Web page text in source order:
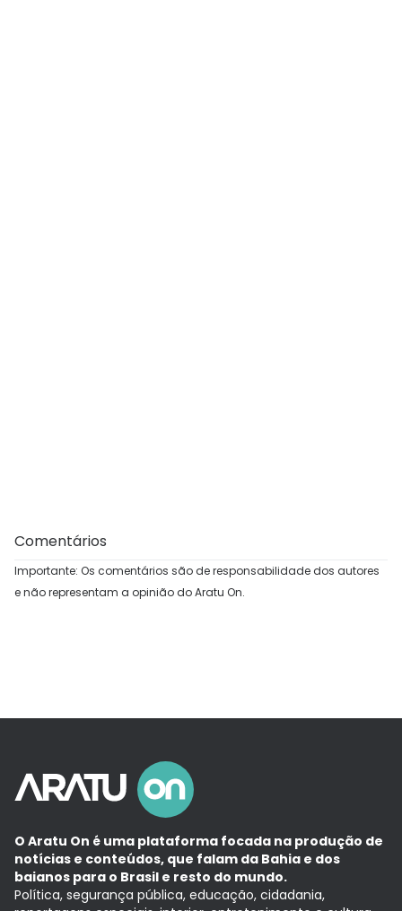
Comentários
Importante: Os comentários são de responsabilidade dos autores
e não representam a opinião do Aratu On.
O Aratu On é uma plataforma focada na produção de
notícias e conteúdos, que falam da Bahia e dos
baianos para o Brasil e resto do mundo.
Política, segurança pública, educação, cidadania,